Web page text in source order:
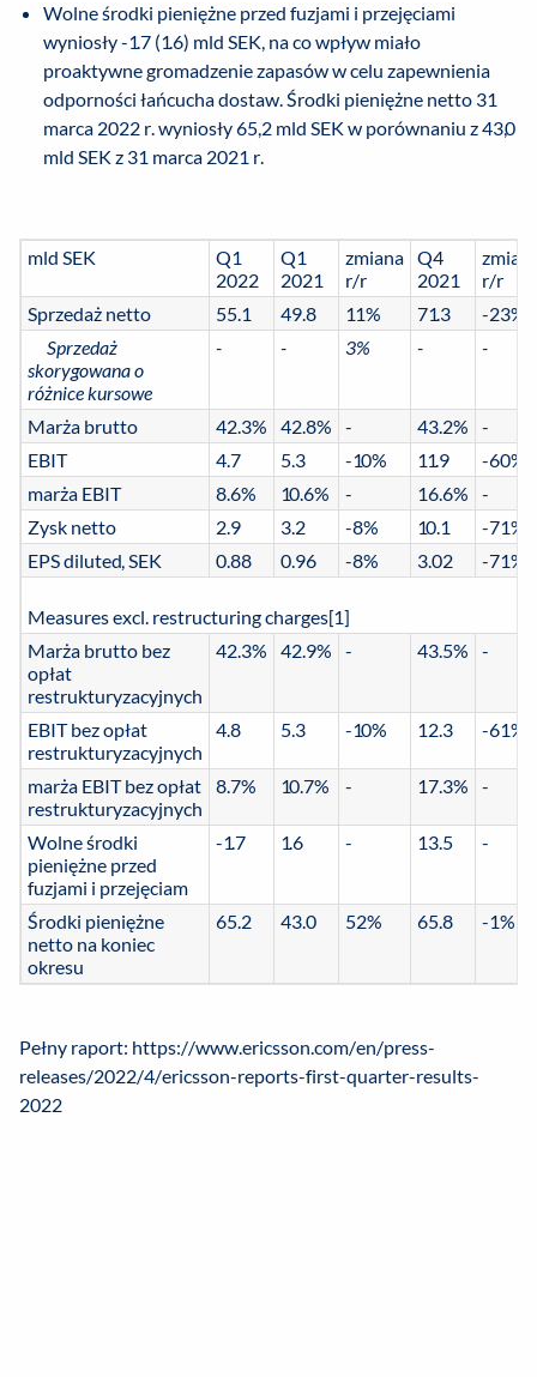
Wolne środki pieniężne przed fuzjami i przejęciami
wyniosły -1.7 (1.6) mld SEK, na co wpływ miało
proaktywne gromadzenie zapasów w celu zapewnienia
odporności łańcucha dostaw. Środki pieniężne netto 31
marca 2022 r. wyniosły 65,2 mld SEK w porównaniu z 43,0
mld SEK z 31 marca 2021 r.
mld SEK
Q1
2022
Q1
2021
zmiana
r/r
Q4
2021
r/r
Sprzedaż netto
55.1 49.8 11% 71.3
-23%
Sprzedaż
skorygowana o
różnice kursowe
- - 3% - -
Marża brutto 42.3% 42.8% - 43.2%
-
EBIT
4.7 5.3 -10% 11.9
-60%
marża EBIT
8.6% 10.6% - 16.6%
-
Zysk netto
2.9 3.2 -8% 10.1
-71%
EPS diluted, SEK
0.88 0.96 -8% 3.02 -71%
Measures excl. restructuring charges[1]
Marża brutto bez
opłat
restrukturyzacyjnych
42.3% 42.9% - 43.5% -
EBIT bez opłat
restrukturyzacyjnych
4.8 5.3 -10% 12.3 -61%
marża EBIT bez opłat
restrukturyzacyjnych
8.7% 10.7% - 17.3% -
Wolne środki
pieniężne przed
fuzjami i przejęciam
-1.7 1.6 - 13.5 -
Środki pieniężne
netto na koniec
okresu
65.2 43.0 52% 65.8 -1%
Pełny raport: https://www.ericsson.com/en/press-
releases/2022/4/ericsson-reports-first-quarter-results-
2022